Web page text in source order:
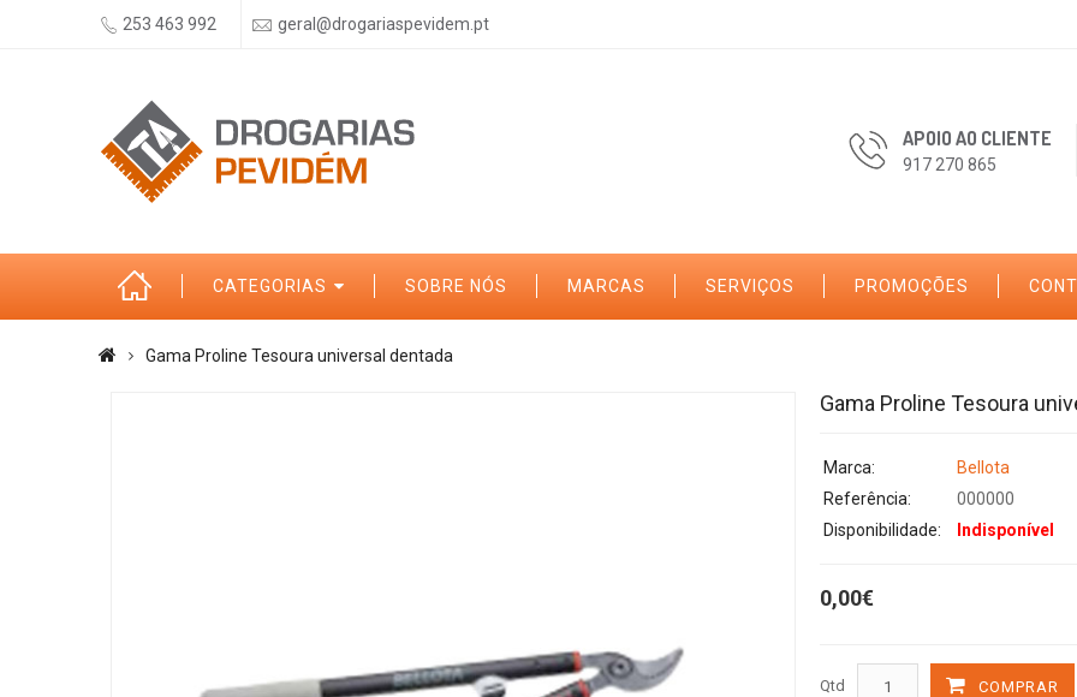
253 463 992 geral@drogariaspevidem.pt
APOIO AO CLIENTE
917 270 865
CATEGORIAS SOBRE NÓS MARCAS SERVIÇOS PROMOÇÕES
Gama Proline Tesoura universal dentada
Gama Proline Tesoura
Marca:
Bellota
Referência:
000000
Disponibilidade:
Indisponível
0,00€
Qtd COMPRAR